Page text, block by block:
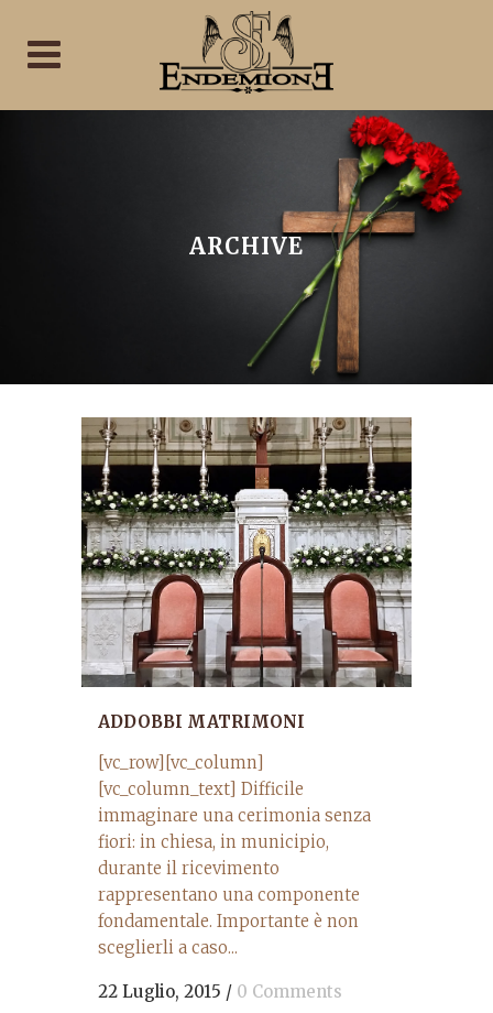
ARCHIVE
ADDOBBI MATRIMONI
[vc_row][vc_column]
[vc_column_text] Difficile
immaginare una cerimonia senza
fiori: in chiesa, in municipio,
durante il ricevimento
rappresentano una componente
fondamentale. Importante è non
sceglierli a caso...
22 Luglio, 2015 / 0 Comments